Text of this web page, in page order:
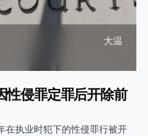
大温
性侵罪定罪后开除前
在执业时犯下的性侵罪行被开